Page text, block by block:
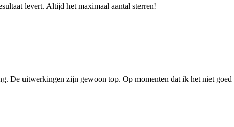
levert. Altijd het maximaal aantal sterren!
De uitwerkingen zijn gewoon top. Op momenten dat ik het niet